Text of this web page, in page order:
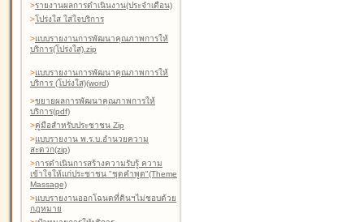
>รายงานผลการดำเนินงาน(ประจำเดือน)
>โปร่งใส ใส่ใจบริการ
>แบบรายงานการพัฒนาคุณภาพการให้
บริการ(โปร่งใส).zip
>แบบรายงานการพัฒนาคุณภาพการให้
บริการ (โปร่งใส)(word)
>ขยายผลการพัฒนาคุณภาพการให้
บริการ(pdf)
>คู่มือสำหรับประชาชน Zip
>แบบรายงาน พ.ร.บ.อำนวยความ
สะดวก(zip)
>การดำเนินการสร้างความรับรู้ ความ
เข้าใจให้แก่ประชาชน "ชุดคำพูด"(Theme
Massage)
>แบบรายงานออกโฉนดที่ดินฯไม่ชอบด้วย
กฎหมาย